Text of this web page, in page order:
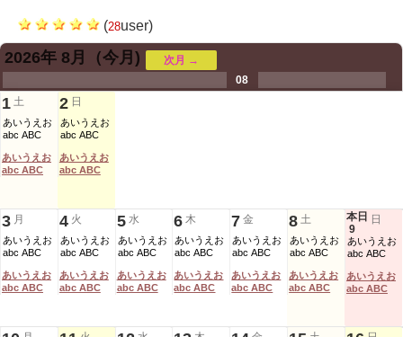
(28user)
2026年 8月 （今月)
次月 →
08
1 土
あいうえお
abc ABC
あいうえお
abc ABC
2 日
あいうえお
abc ABC
あいうえお
abc ABC
3 月
あいうえお
abc ABC
あいうえお
abc ABC
4 火
あいうえお
abc ABC
あいうえお
abc ABC
5 水
あいうえお
abc ABC
あいうえお
abc ABC
6 木
あいうえお
abc ABC
あいうえお
abc ABC
7 金
あいうえお
abc ABC
あいうえお
abc ABC
8 土
あいうえお
abc ABC
あいうえお
abc ABC
本日
9
日
あいうえお
abc ABC
あいうえお
abc ABC